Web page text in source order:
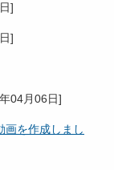
]
]
04月06日]
画を作成しまし